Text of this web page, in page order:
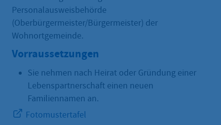
Personalausweisbehörde
(Oberbürgermeister/Bürgermeister) der
Wohnortgemeinde.
Vorraussetzungen
Sie nehmen nach Heirat oder Gründung einer
Lebenspartnerschaft einen neuen
Familiennamen an.
Fotomustertafel